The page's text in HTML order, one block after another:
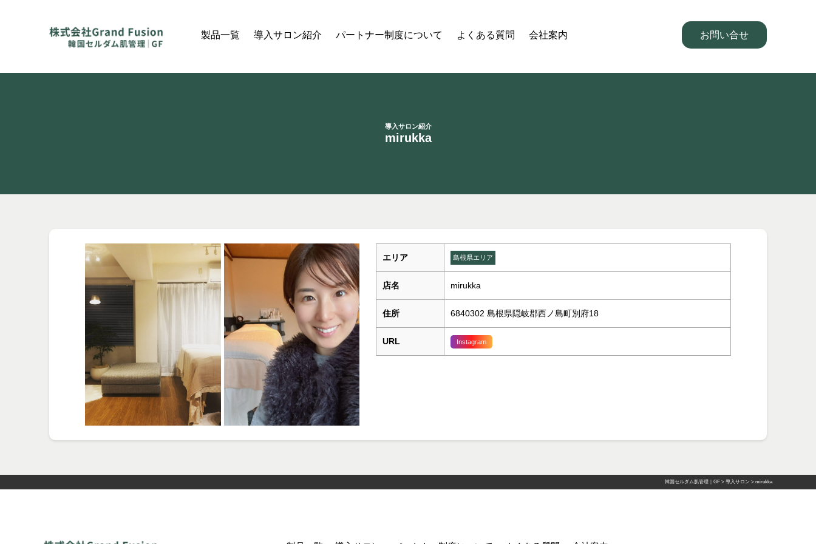
製品一覧 導入サロン紹介 パートナー制度について よくある質問 会社案内 お問い合せ
導入サロン紹介
mirukka
エリア 島根県エリア
店名 mirukka
住所 6840302 島根県隠岐郡西ノ島町別府18
URL Instagram
韓国セルダム肌管理｜GF > 導入サロン > mirukka